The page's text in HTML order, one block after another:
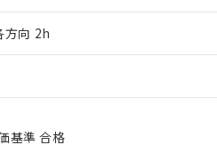
方向 2h
基準 合格
テル類４物質の対応では、対応
を記載しておりました。